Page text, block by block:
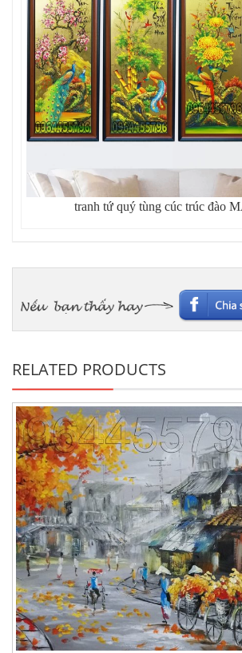
tranh tứ quý tùng cúc trúc đào
RELATED PRODUCTS